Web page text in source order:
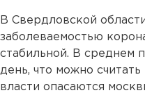
В Свердловской
заболеваемостью
стабильной. В среднем
день, что можно
власти опасаются